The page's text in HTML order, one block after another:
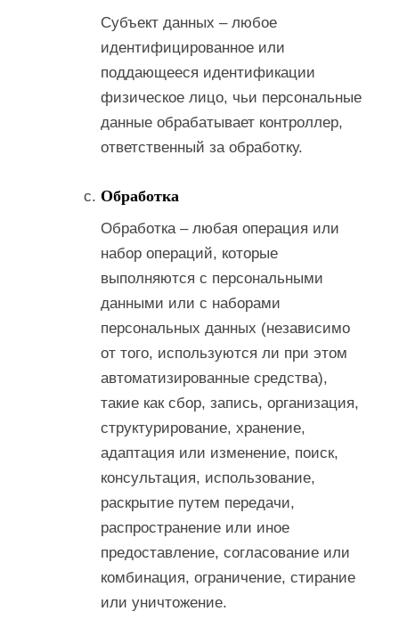
Субъект данных – любое
идентифицированное или
поддающееся идентификации
физическое лицо, чьи персональные
данные обрабатывает контроллер,
ответственный за обработку.
Обработка
Обработка – любая операция или
набор операций, которые
выполняются с персональными
данными или с наборами
персональных данных (независимо
от того, используются ли при этом
автоматизированные средства),
такие как сбор, запись, организация,
структурирование, хранение,
адаптация или изменение, поиск,
консультация, использование,
раскрытие путем передачи,
распространение или иное
предоставление, согласование или
комбинация, ограничение, стирание
или уничтожение.